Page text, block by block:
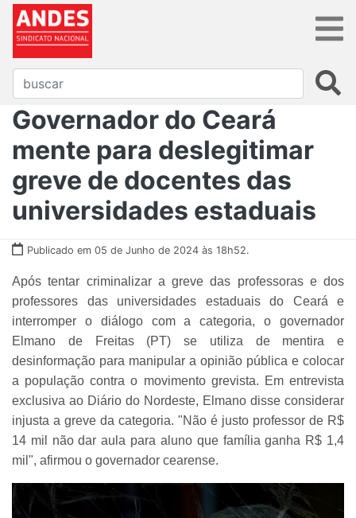
Governador do Ceará
mente para deslegitimar
greve de docentes das
universidades estaduais
Publicado em 05 de Junho de 2024 às 18h52.
Após tentar criminalizar a greve das professoras e dos
professores das universidades estaduais do Ceará e
interromper o diálogo com a categoria, o governador
Elmano de Freitas (PT) se utiliza de mentira e
desinformação para manipular a opinião pública e colocar
a população contra o movimento grevista. Em entrevista
exclusiva ao Diário do Nordeste, Elmano disse considerar
injusta a greve da categoria. "Não é justo professor de R$
14 mil não dar aula para aluno que família ganha R$ 1,4
mil", afirmou o governador cearense.